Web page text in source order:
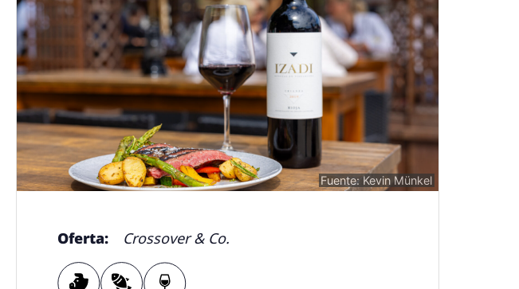
Fuente: Kevin Münkel
Oferta: Crossover & Co.